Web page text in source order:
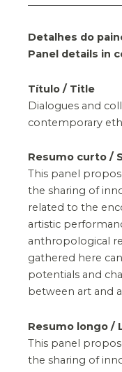
Detalhes do
Panel details in
Título / Title
Dialogues and
contemporary
Resumo curto /
This panel
the sharing of
related to the
artistic
anthropological
gathered here
potentials and
between art and
Resumo longo /
This panel
the sharing of